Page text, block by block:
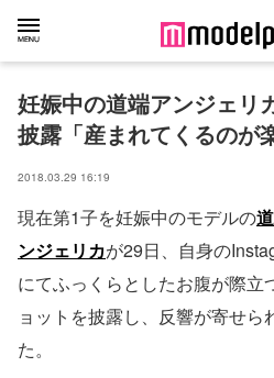
妊娠中の道端アンジェリ
披露「産まれてくるのが
2018.03.29 16:19
現在第1子を妊娠中のモデルの
ンジェリカが29日、自身の
にてふっくらとしたお腹が際立
ョットを披露し、反響が寄せら
た。